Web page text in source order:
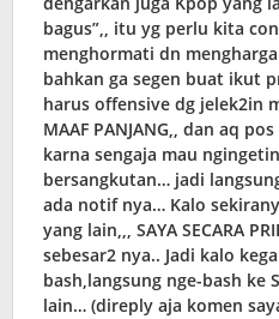
bagus”,, itu yg perlu kita
menghormati dn
bahkan ga segen buat ikut
harus offensive dg jelek2in
MAAF PANJANG,, dan aq
karna sengaja mau
bersangkutan… jadi
ada notif nya… Kalo
yang lain,,, SAYA SECARA
sebesar2 nya.. Jadi kalo
bash,langsung nge-bash ke
lain… (direply aja komen